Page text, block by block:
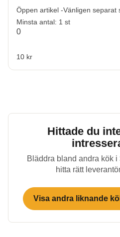
Öppen artikel -Vänligen separat
Minsta antal: 1 st
0
10 kr
Hittade du
Bläddra bland andra kök i
hitta rätt
Visa andra liknande